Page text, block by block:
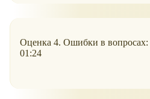
Оценка 4. Ошибки в вопросах:
01:24